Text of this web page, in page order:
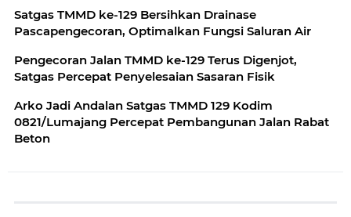
Satgas TMMD ke-129 Bersihkan Drainase
Pascapengecoran, Optimalkan Fungsi Saluran Air
Pengecoran Jalan TMMD ke-129 Terus Digenjot,
Satgas Percepat Penyelesaian Sasaran Fisik
Arko Jadi Andalan Satgas TMMD 129 Kodim
0821/Lumajang Percepat Pembangunan Jalan Rabat
Beton